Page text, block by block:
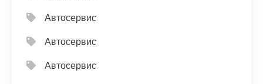
Автосервис
Автосервис
Автосервис